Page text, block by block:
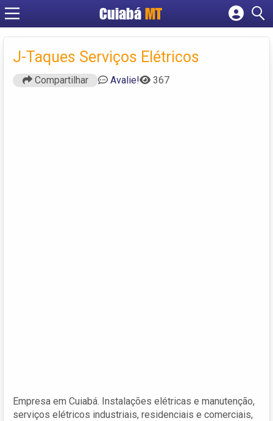
Cuiabá MT
Cadastrar empresa
Criar conta
J-Taques Serviços Elétricos
Compartilhar Avalie! 367
Empresa em Cuiabá. Instalações elétricas e manutenção,
serviços elétricos industriais, residenciais e comerciais,